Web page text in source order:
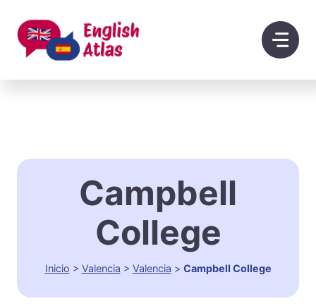
contenido
Campbell
College
Inicio > Valencia > Valencia > Campbell College